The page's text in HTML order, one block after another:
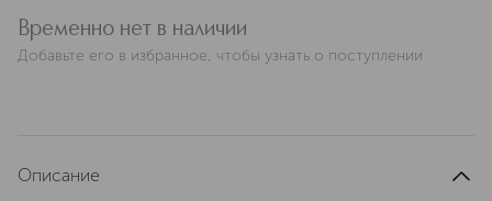
Временно нет в наличии
Добавьте его в избранное, чтобы узнать о поступлении
Описание